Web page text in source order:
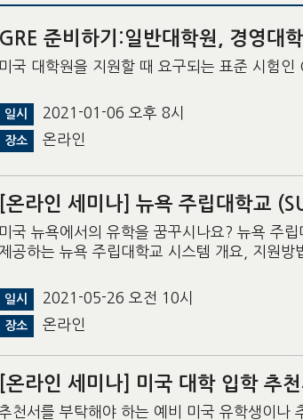
GRE 준비하기:일반대학원, 경영대
미국 대학원을 지원할 때 요구되는 표준 시험인
일시 2021-01-06 오후 8시
장소 온라인
[온라인 세미나] 뉴욕 주립대학교
미국 뉴욕에서의 유학을 꿈꾸시나요? 뉴욕 주
공하는 뉴욕 주립대학교 시스템 개요, 지원
일시 2021-05-26 오전 10시
장소 온라인
[온라인 세미나] 미국 대학 입학 추
천서를 부탁해야 하는 예비 미국 유학생이나